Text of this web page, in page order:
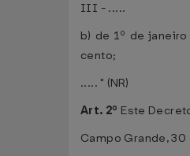
III - .....
b) de 1º de
cento;
..... " (NR)
Art. 2º Este
Campo Grande,